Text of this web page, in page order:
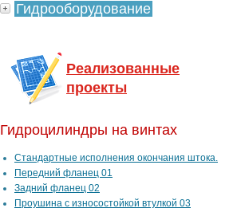
Гидрооборудование
Реализованные
проекты
Гидроцилиндры на винтах
Стандартные исполнения окончания штока.
Передний фланец 01
Задний фланец 02
Проушина с износостойкой втулкой 03